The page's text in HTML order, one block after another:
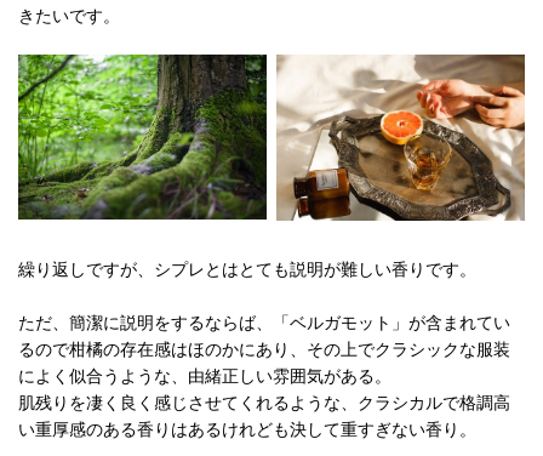
きたいです。
繰り返しですが、シプレとはとても説明が難しい香りです。
ただ、簡潔に説明をするならば、「ベルガモット」が含まれてい
るので柑橘の存在感はほのかにあり、その上でクラシックな服装
によく似合うような、由緒正しい雰囲気がある。
肌残りを凄く良く感じさせてくれるような、クラシカルで格調高
い重厚感のある香りはあるけれども決して重すぎない香り。